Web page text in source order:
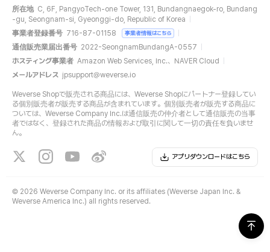
所在地 C, 6F, PangyoTech-one Tower, 131, Bundangnaegok-ro, Bundang
-gu, Seongnam-si, Gyeonggi-do, Republic of Korea
事業者登録番号 716-87-01158 事業者情報はこちら
通信販売業届出番号 2022-SeongnamBundangA-0557
ホスティング事業者 Amazon Web Services, Inc.、NAVER Cloud
メールアドレス jpsupport@weverse.io
Weverse Shopで販売される商品には、Weverse Shopにパートナー登録してい
る個別販売者が販売する商品が含まれています。個別販売者が販売する商品に
ついては、Weverse Company Inc.は通信販売の仲介者として通信販売の当事
者ではなく、登録された商品の情報および取引に関して一切の責任を負いませ
ん。
アプリダウンロードはこちら
© 2026 Weverse Company Inc. or its affiliates (Weverse Japan Inc. &
Weverse America Inc.) all rights reserved.